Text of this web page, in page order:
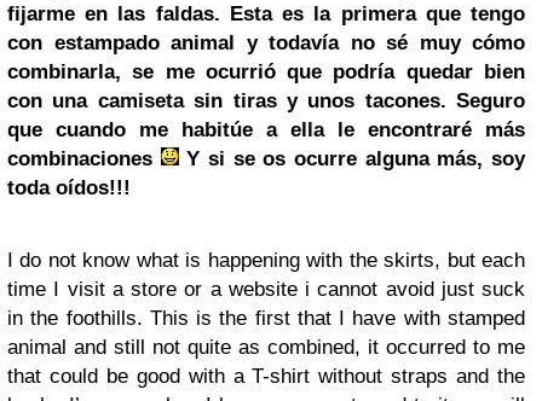
fijarme en las faldas. Esta es la primera que tengo
con estampado animal y todavía no sé muy cómo
combinarla, se me ocurrió que podría quedar bien
con una camiseta sin tiras y unos tacones. Seguro
que cuando me habitúe a ella le encontraré más
combinaciones
Y si se os ocurre alguna más, soy
toda oídos!!!
I do not know what is happening with the skirts, but each
time I visit a store or a website i cannot avoid just suck
in the foothills. This is the first that I have with stamped
animal and still not quite as combined, it occurred to me
that could be good with a T-shirt without straps and the